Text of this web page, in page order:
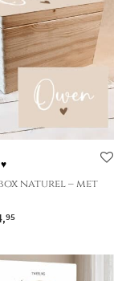
naturel – met
95